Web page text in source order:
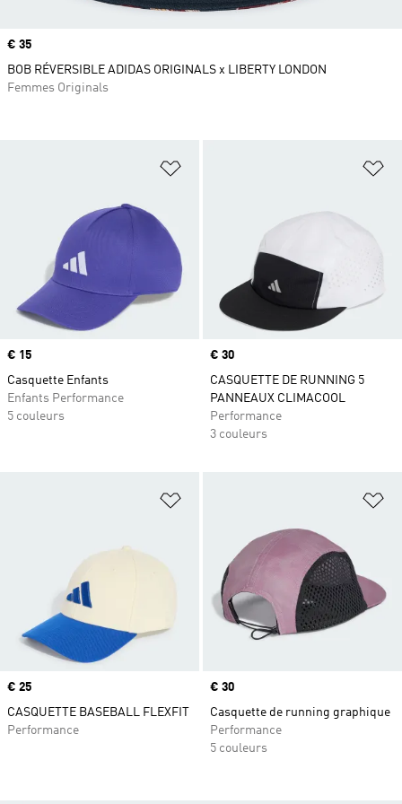
Ajouter à la Liste de produits
Prix
€ 15
Casquette Enfants
Enfants Performance
5 couleurs
Prix
€ 30
CASQUETTE DE RUNNING 5
PANNEAUX CLIMACOOL
Performance
3 couleurs
Ajouter à la Liste de produits
Prix
€ 25
CASQUETTE BASEBALL FLEXFIT
Performance
Prix
€ 30
Casquette de running graphique
Performance
5 couleurs
Prix
€ 35
BOB RÉVERSIBLE ADIDAS ORIGINALS x LIBERTY LONDON
Femmes Originals